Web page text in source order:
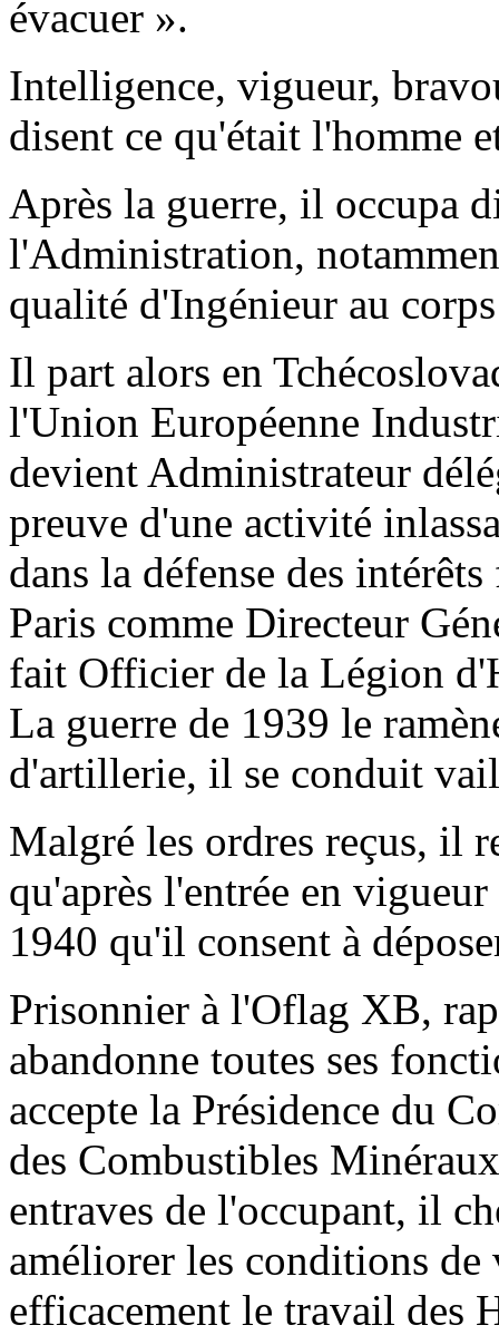
évacuer ».
Intelligence, vigueur,
disent ce qu'était l'homme
Après la guerre, il occupa
l'Administration,
qualité d'Ingénieur au
Il part alors en
l'Union Européenne
devient Administrateur
preuve d'une activité
dans la défense des
Paris comme Directeur
fait Officier de la Légion
La guerre de 1939 le
d'artillerie, il se conduit
Malgré les ordres reçus, il
qu'après l'entrée en
1940 qu'il consent à
Prisonnier à l'Oflag XB,
abandonne toutes ses
accepte la Présidence du
des Combustibles
entraves de l'occupant, il
améliorer les conditions de
efficacement le travail des